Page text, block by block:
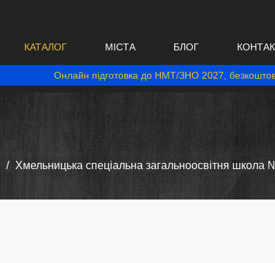
КАТАЛОГ МІСТА БЛОГ
Онлайн підготовка до НМТ/ЗНО 2027,
Хмельницька спеціальна загальноосвітня школа